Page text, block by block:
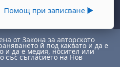
Помощ при записване ▶︎
от Закона за авторското
й под каквато и да е
и да е медия, носител или
със съгласието на Нов